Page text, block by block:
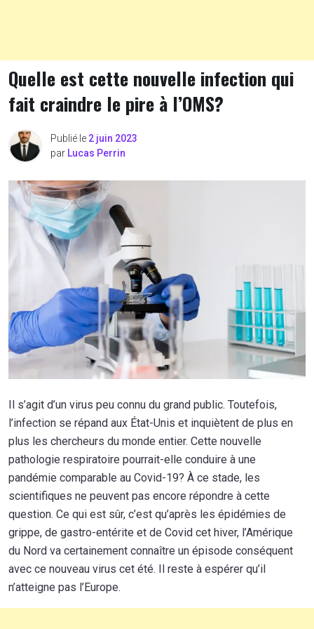
Quelle est cette nouvelle infection qui
fait craindre le pire à l’OMS?
Publié le 2 juin 2023
par Lucas Perrin
Il s’agit d’un virus peu connu du grand public. Toutefois,
l’infection se répand aux État-Unis et inquiètent de plus en
plus les chercheurs du monde entier. Cette nouvelle
pathologie respiratoire pourrait-elle conduire à une
pandémie comparable au Covid-19? À ce stade, les
scientifiques ne peuvent pas encore répondre à cette
question. Ce qui est sûr, c’est qu’après les épidémies de
grippe, de gastro-entérite et de Covid cet hiver, l’Amérique
du Nord va certainement connaître un épisode conséquent
avec ce nouveau virus cet été. Il reste à espérer qu’il
n’atteigne pas l’Europe.